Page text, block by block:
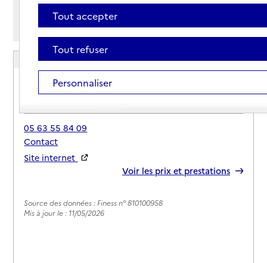
Afficher les résultats par:
Mode liste
Mode carte
EHPAD Belcantou
Adresse
Impasse de La Gare
81340-Trébas
05 63 55 84 09
Contact
Site internet
Voir les prix et prestations
Source des données : Finess n° 810100958
Mis à jour le : 11/05/2026
Tout accepter
Tout refuser
Personnaliser